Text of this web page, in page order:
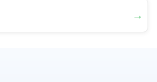
→